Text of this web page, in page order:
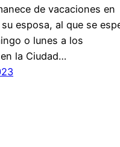
de vacaciones en
esposa, al que se
o lunes a los
la Ciudad…